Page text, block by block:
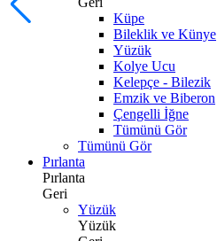
Küpe
Bileklik ve Künye
Yüzük
Kolye Ucu
Kelepçe - Bilezik
Emzik ve Biberon
Çengelli İğne
Tümünü Gör
Tümünü Gör
Pırlanta
Pırlanta
Geri
Yüzük
Yüzük